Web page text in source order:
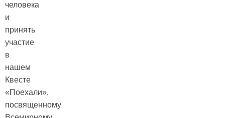
человека
и
принять
участие
в
нашем
Квесте
«Поехали»,
посвященному